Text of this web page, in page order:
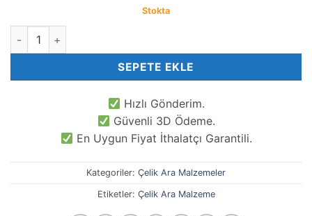
Stokta
8 MM Çelik Silikonlu Stoper adet
SEPETE EKLE
Hızlı Gönderim.
Güvenli 3D Ödeme.
En Uygun Fiyat İthalatçı Garantili.
Kategoriler: Çelik Ara Malzemeler
Etiketler: Çelik Ara Malzeme